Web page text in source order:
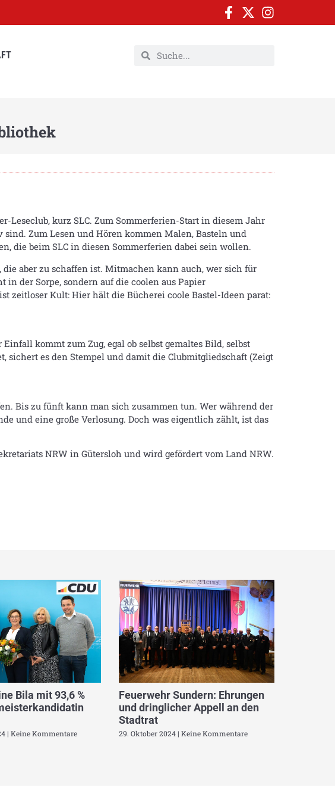
Leseclub, kurz SLC. Zum Sommerferien-Start in diesem Jahr
Zum Lesen und Hören kommen Malen, Basteln und
die beim SLC in diesen Sommerferien dabei sein wollen.
die aber zu schaffen ist. Mitmachen kann auch, wer sich für
der Sorpe, sondern auf die coolen aus Papier
zeitloser Kult: Hier hält die Bücherei coole Bastel-Ideen parat:
kommt zum Zug, egal ob selbst gemaltes Bild, selbst
sichert es den Stempel und damit die Clubmitgliedschaft (Zeigt
Bis zu fünft kann man sich zusammen tun. Wer während der
und eine große Verlosung. Doch was eigentlich zählt, ist das
NRW in Gütersloh und wird gefördert vom Land NRW.
Bila mit 93,6 %
Keine Kommentare
Feuerwehr Sundern: Ehrungen
und dringlicher Appell an den
Stadtrat
29. Oktober 2024 Keine Kommentare